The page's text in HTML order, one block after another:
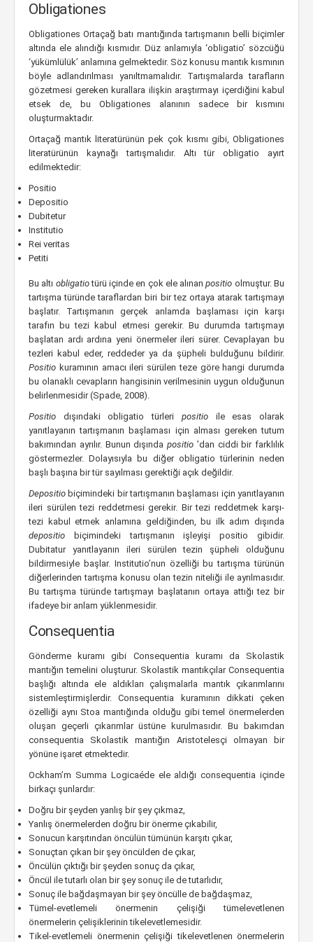
Obligationes
Obligationes Ortaçağ batı mantığında tartışmanın belli biçimler
altında ele alındığı kısmıdır. Düz anlamıyla ‘obligatio’ sözcüğü
‘yükümlülük’ anlamına gelmektedir. Söz konusu mantık kısmının
böyle adlandırılması yanıltmamalıdır. Tartışmalarda tarafların
gözetmesi gereken kurallara ilişkin araştırmayı içerdiğini kabul
etsek de, bu Obligationes alanının sadece bir kısmını
oluşturmaktadır.
Ortaçağ mantık literatürünün pek çok kısmı gibi, Obligationes
literatürünün kaynağı tartışmalıdır. Altı tür obligatio ayırt
edilmektedir:
Positio
Depositio
Dubitetur
Institutio
Rei veritas
Petiti
Bu altı obligatiotürü içinde en çok ele alınanpositio olmuştur. Bu
tartışma türünde taraflardan biri bir tez ortaya atarak tartışmayı
başlatır. Tartışmanın gerçek anlamda başlaması için karşı
tarafın bu tezi kabul etmesi gerekir. Bu durumda tartışmayı
başlatan ardı ardına yeni önermeler ileri sürer. Cevaplayan bu
tezleri kabul eder, reddeder ya da şüpheli bulduğunu bildirir.
Positio kuramının amacı ileri sürülen teze göre hangi durumda
bu olanaklı cevapların hangisinin verilmesinin uygun olduğunun
belirlenmesidir (Spade, 2008).
Positio dışındaki obligatio türleri positio ile esas olarak
yanıtlayanın tartışmanın başlaması için alması gereken tutum
bakımından ayrılır. Bunun dışında positio ’dan ciddi bir farklılık
göstermezler. Dolayısıyla bu diğer obligatio türlerinin neden
başlı başına bir tür sayılması gerektiği açık değildir.
Depositio biçimindeki bir tartışmanın başlaması için yanıtlayanın
ileri sürülen tezi reddetmesi gerekir. Bir tezi reddetmek karşı-
tezi kabul etmek anlamına geldiğinden, bu ilk adım dışında
depositio
biçimindeki tartışmanın işleyişi positio gibidir.
Dubitatur yanıtlayanın ileri sürülen tezin şüpheli olduğunu
bildirmesiyle başlar. Institutio’nun özelliği bu tartışma türünün
diğerlerinden tartışma konusu olan tezin niteliği ile ayrılmasıdır.
Bu tartışma türünde tartışmayı başlatanın ortaya attığı tez bir
ifadeye bir anlam yüklenmesidir.
Consequentia
Gönderme kuramı gibi Consequentia kuramı da Skolastik
mantığın temelini oluşturur. Skolastik mantıkçılar Consequentia
başlığı altında ele aldıkları çalışmalarla mantık çıkarımlarını
sistemleştirmişlerdir. Consequentia kuramının dikkati çeken
özelliği aynı Stoa mantığında olduğu gibi temel önermelerden
oluşan geçerli çıkarımlar üstüne kurulmasıdır. Bu bakımdan
consequentia Skolastik mantığın Aristotelesçi olmayan bir
yönüne işaret etmektedir.
Ockham’m Summa Logicaéde ele aldığı consequentia içinde
birkaçı şunlardır:
Doğru bir şeyden yanlış bir şey çıkmaz,
Yanlış önermelerden doğru bir önerme çıkabilir,
Sonucun karşıtından öncülün tümünün karşıtı çıkar,
Sonuçtan çıkan bir şey öncülden de çıkar,
Öncülün çıktığı bir şeyden sonuç da çıkar,
Öncül ile tutarlı olan bir şey sonuç ile de tutarlıdır,
Sonuç ile bağdaşmayan bir şey öncülle de bağdaşmaz,
Tümel-evetlemeli önermenin çelişiği tümelevetlenen
önermelerin çelişiklerinin tikelevetlemesidir.
Tikel-evetlemeli önermenin çelişiği tikelevetlenen önermelerin